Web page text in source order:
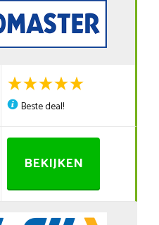
Beste deal!
BEKIJKEN